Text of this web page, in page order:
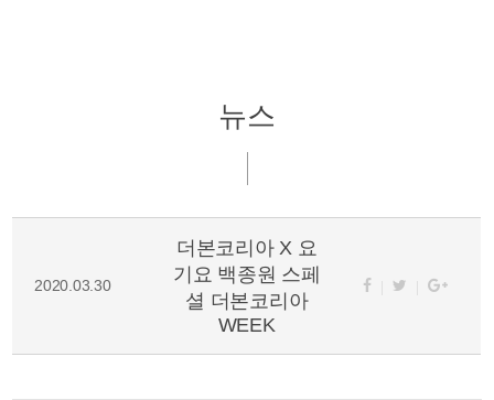
뉴스
2020.03.30
더본코리아 X 요
기요 백종원 스페
셜 더본코리아
WEEK